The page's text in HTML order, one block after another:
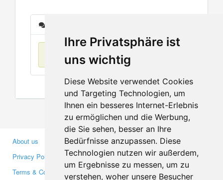
Ihre Privatsphäre ist
uns wichtig
Diese Website verwendet Cookies
und Targeting Technologien, um
Ihnen ein besseres Internet-Erlebnis
zu ermöglichen und die Werbung,
die Sie sehen, besser an Ihre
Bedürfnisse anzupassen. Diese
Technologien nutzen wir außerdem,
um Ergebnisse zu messen, um zu
verstehen, woher unsere Besucher
No items found
About us
Privacy Policy
Terms & Conditions
Business Partners
Investors